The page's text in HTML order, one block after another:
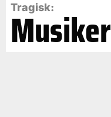
Tragisk: